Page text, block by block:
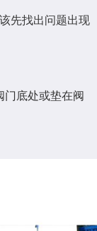
先找出问题出现
门底处或垫在阀